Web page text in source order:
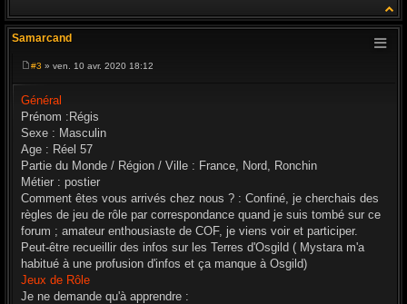
Samarcand
s
s
a
e
#3 » ven. 10 avr. 2020 18:12
Général
Prénom :Régis
Sexe : Masculin
Age : Réel 57
Partie du Monde / Région / Ville : France, Nord, Ronchin
Métier : postier
Comment êtes vous arrivés chez nous ? : Confiné, je cherchais des
règles de jeu de rôle par correspondance quand je suis tombé sur ce
forum ; amateur enthousiaste de COF, je viens voir et participer.
Peut-être recueillir des infos sur les Terres d'Osgild ( Mystara m'a
habitué à une profusion d'infos et ça manque à Osgild)
Jeux de Rôle
Je ne demande qu'à apprendre :